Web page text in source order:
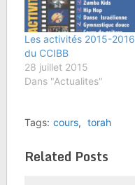
Les activités 2015-2016
du CCIBB
28 juillet 2015
Dans "Actualites"
Tags: cours, torah
Related Posts